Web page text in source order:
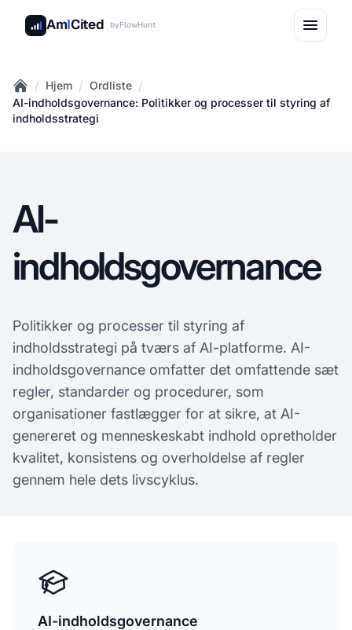
AmICited byFlowHunt
Home
/ Hjem / Ordliste /
AI-indholdsgovernance: Politikker og processer til styring af
indholdsstrategi
AI-
indholdsgovernance
Politikker og processer til styring af
indholdsstrategi på tværs af AI-platforme. AI-
indholdsgovernance omfatter det omfattende sæt
regler, standarder og procedurer, som
organisationer fastlægger for at sikre, at AI-
genereret og menneskeskabt indhold opretholder
kvalitet, konsistens og overholdelse af regler
gennem hele dets livscyklus.
AI-indholdsgovernance